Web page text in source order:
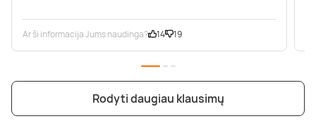
Ar ši informacija Jums naudinga? 14 19
Rodyti daugiau klausimų